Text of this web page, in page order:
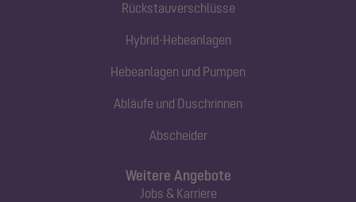
Rückstauverschlüsse
Hybrid-Hebeanlagen
Hebeanlagen und Pumpen
Abläufe und Duschrinnen
Abscheider
Weitere Angebote
Jobs & Karriere